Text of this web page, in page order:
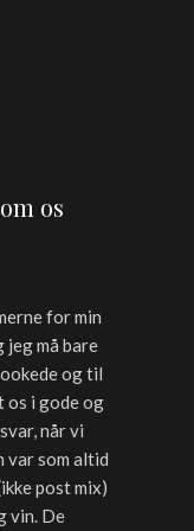
os
for min
må bare
og til
os i gode og
når vi
var som altid
post mix)
vin. De